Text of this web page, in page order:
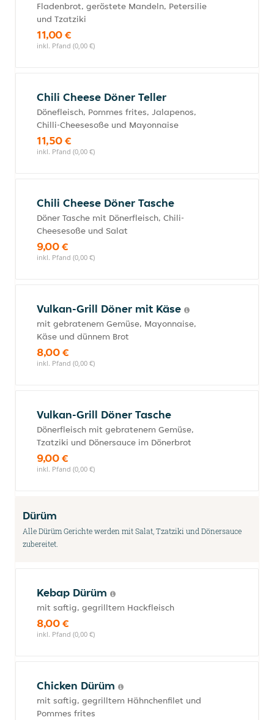
Fladenbrot, geröstete Mandeln, Petersilie
und Tzatziki
11,00 €
inkl. Pfand (0,00 €)
Chili Cheese Döner Teller
Dönefleisch, Pommes frites, Jalapenos,
Chilli-Cheesesoße und Mayonnaise
11,50 €
inkl. Pfand (0,00 €)
Chili Cheese Döner Tasche
Döner Tasche mit Dönerfleisch, Chili-
Cheesesoße und Salat
9,00 €
inkl. Pfand (0,00 €)
Vulkan-Grill Döner mit Käse
mit gebratenem Gemüse, Mayonnaise,
Käse und dünnem Brot
8,00 €
inkl. Pfand (0,00 €)
Vulkan-Grill Döner Tasche
Dönerfleisch mit gebratenem Gemüse,
Tzatziki und Dönersauce im Dönerbrot
9,00 €
inkl. Pfand (0,00 €)
Dürüm
Alle Dürüm Gerichte werden mit Salat, Tzatziki und Dönersauce
zubereitet.
Kebap Dürüm
mit saftig, gegrilltem Hackfleisch
8,00 €
inkl. Pfand (0,00 €)
Chicken Dürüm
mit saftig, gegrilltem Hähnchenfilet und
Pommes frites